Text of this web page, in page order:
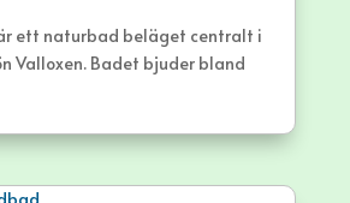
ett naturbad beläget centralt i
Valloxen. Badet bjuder bland
öppna gräsytor i en slänt ned